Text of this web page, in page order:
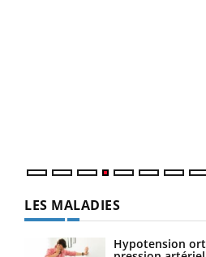
LES MALADIES
Hypotension